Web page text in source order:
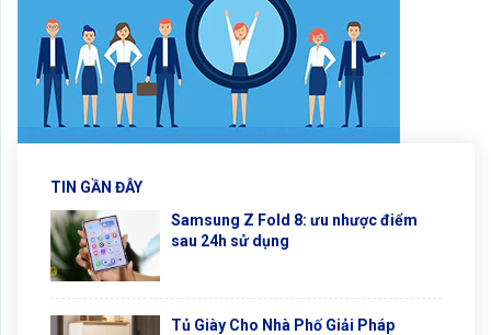
TIN GẦN ĐÂY
Samsung Z Fold 8: ưu nhược điểm
sau 24h sử dụng
Tủ Giày Cho Nhà Phố Giải Pháp